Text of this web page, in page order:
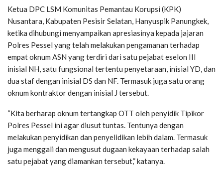
Ketua DPC LSM Komunitas Pemantau Korupsi (KPK)
Nusantara, Kabupaten Pesisir Selatan, Hanyuspik Panungkek,
ketika dihubungi menyampaikan apresiasinya kepada jajaran
Polres Pessel yang telah melakukan pengamanan terhadap
empat oknum ASN yang terdiri dari satu pejabat eselon III
inisial NH, satu fungsional tertentu penyetaraan, inisial YD, dan
dua staf dengan inisial DS dan NF. Termasuk juga satu orang
oknum kontraktor dengan inisial J tersebut.
“Kita berharap oknum tertangkap OTT oleh penyidik Tipikor
Polres Pessel ini agar diusut tuntas. Tentunya dengan
melakukan penyidikan dan penyelidikan lebih dalam. Termasuk
juga menggali dan mengusut dugaan kekayaan terhadap salah
satu pejabat yang diamankan tersebut,” katanya.